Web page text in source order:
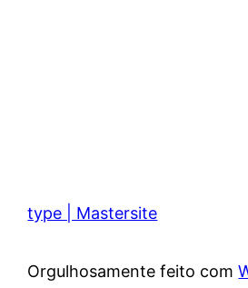
type | Mastersite
Orgulhosamente feito com